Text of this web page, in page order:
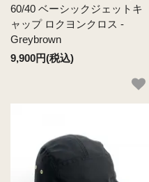
60/40 ベーシックジェットキ
ャップ ロクヨンクロス -
Greybrown
9,900円(税込)